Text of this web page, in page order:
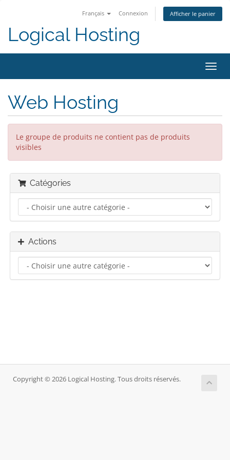
Français Connexion Afficher le panier
Logical Hosting
la
Web Hosting
Le groupe de produits ne contient pas de produits
visibles
Catégories
Actions
Copyright © 2026 Logical Hosting. Tous droits réservés.